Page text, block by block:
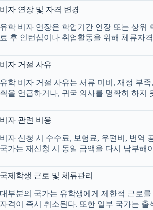
비자 연장 및 자격 변경
유학 비자 연장은 학업기간 연장 또는 상위
료 후 인턴십이나 취업활동을 위해 체류자
비자 거절 사유
유학 비자 거절 사유는 서류 미비, 재정 부
획을 언급하거나, 귀국 의사를 명확히 하지
비자 관련 비용
비자 신청 시 수수료, 보험료, 우편비, 번역
국가는 재신청 시 동일 금액을 다시 납부해
국제학생 근로 및 체류관리
대부분의 국가는 유학생에게 제한적 근로
자격이 즉시 취소된다. 또한 일부 국가는